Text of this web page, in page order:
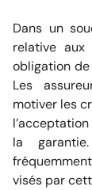
Dans un
relative
obligation
Les
motiver les
la
visés par